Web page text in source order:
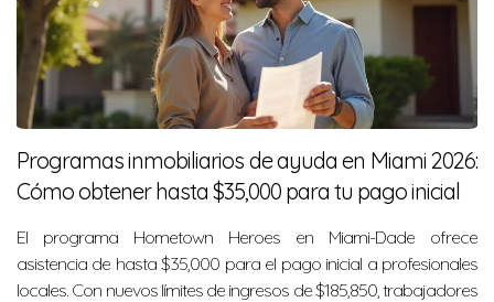
Programas inmobiliarios de ayuda en Miami 2026:
Cómo obtener hasta $35,000 para tu pago inicial
El programa Hometown Heroes en Miami-Dade ofrece
asistencia de hasta $35,000 para el pago inicial a profesionales
locales. Con nuevos límites de ingresos de $185,850, trabajadores